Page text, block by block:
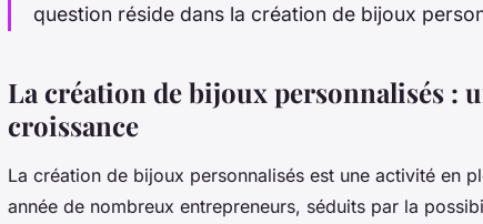
question réside dans la création de bijoux
La création de bijoux personnalisés :
croissance
La création de bijoux personnalisés est une activité en
année de nombreux entrepreneurs, séduits par la